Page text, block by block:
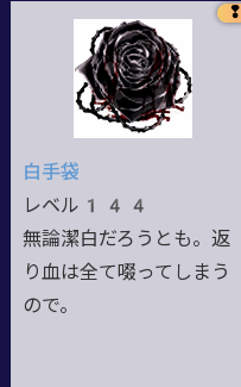
❢
白手袋
レベル144
無論潔白だろうとも。返
り血は全て啜ってしまう
ので。